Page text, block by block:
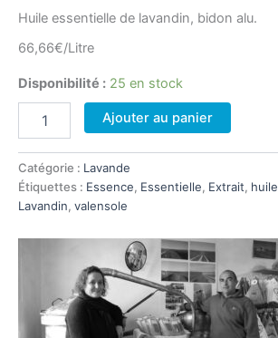
Huile essentielle de lavandin, bidon alu.
66,66€/Litre
Disponibilité : 25 en stock
essentielle
de
lavandin
300ml
Ajouter au panier
Catégorie : Lavande
Étiquettes : Essence, Essentielle, Extrait, huile
Lavandin, valensole